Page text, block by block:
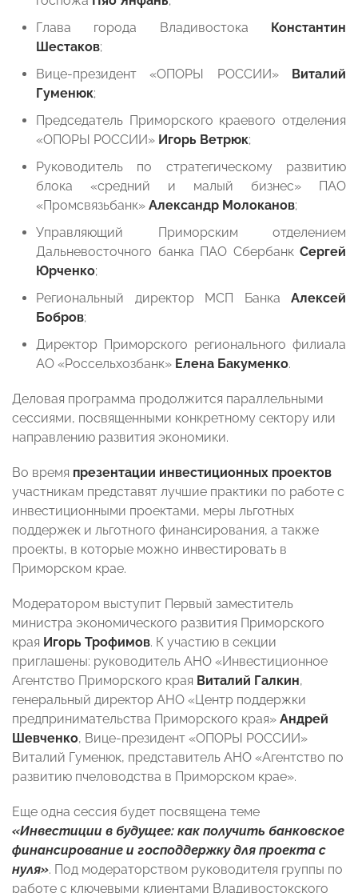
Глава города Владивостока
Константин
Шестаков;
Вице-президент «ОПОРЫ РОССИИ»
Виталий
Гуменюк;
Председатель Приморского краевого отделения
«ОПОРЫ РОССИИ» Игорь Ветрюк;
Руководитель по стратегическому развитию
блока «средний и малый бизнес» ПАО
«Промсвязьбанк» Александр Молоканов;
Управляющий Приморским отделением
Дальневосточного банка ПАО Сбербанк Сергей
Юрченко;
Региональный директор МСП Банка Алексей
Бобров;
Директор Приморского регионального филиала
АО «Россельхозбанк» Елена Бакуменко.
Деловая программа продолжится параллельными
сессиями, посвященными конкретному сектору или
направлению развития экономики.
Во время презентации инвестиционных проектов
участникам представят лучшие практики по работе с
инвестиционными проектами, меры льготных
поддержек и льготного финансирования, а также
проекты, в которые можно инвестировать в
Приморском крае.
Модератором выступит Первый заместитель
министра экономического развития Приморского
края Игорь Трофимов. К участию в секции
приглашены: руководитель АНО «Инвестиционное
Агентство Приморского края Виталий Галкин,
генеральный директор АНО «Центр поддержки
предпринимательства Приморского края» Андрей
Шевченко, Вице-президент «ОПОРЫ РОССИИ»
Виталий Гуменюк, представитель АНО «Агентство по
развитию пчеловодства в Приморском крае».
Еще одна сессия будет посвящена теме
«Инвестиции в будущее: как получить банковское
финансирование и господдержку для проекта с
нуля». Под модераторством руководителя группы по
работе с ключевыми клиентами Владивостокского